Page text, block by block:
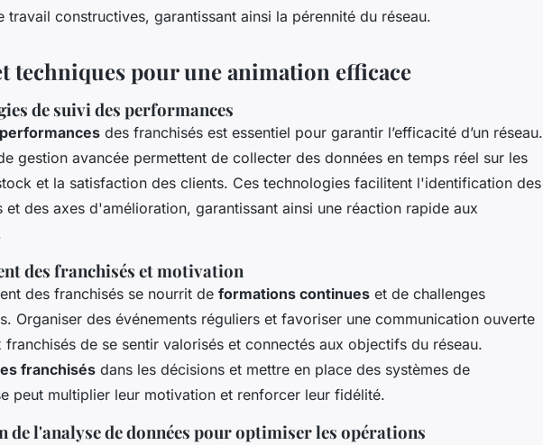
travail constructives, garantissant ainsi la pérennité du réseau.
techniques pour une animation efficace
de suivi des performances
des franchisés est essentiel pour garantir l’efficacité d’un réseau.
gestion avancée permettent de collecter des données en temps réel sur les
et la satisfaction des clients. Ces technologies facilitent l'identification des
et des axes d'amélioration, garantissant ainsi une réaction rapide aux
des franchisés et motivation
des franchisés se nourrit de formations continues et de challenges
Organiser des événements réguliers et favoriser une communication ouverte
franchisés de se sentir valorisés et connectés aux objectifs du réseau.
franchisés dans les décisions et mettre en place des systèmes de
peut multiplier leur motivation et renforcer leur fidélité.
de l'analyse de données pour optimiser les opérations